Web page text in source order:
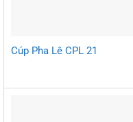
Cúp Pha Lê CPL 21